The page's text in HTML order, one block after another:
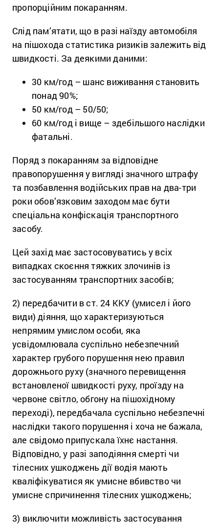
пропорційним покаранням.
Слід пам’ятати, що в разі наїзду автомобіля
на пішохода статистика ризиків залежить від
швидкості. За деякими даними:
30 км/год – шанс виживання становить
понад 90%;
50 км/год – 50/50;
60 км/год і вище – здебільшого наслідки
фатальні.
Поряд з покаранням за відповідне
правопорушення у вигляді значного штрафу
та позбавлення водійських прав на два-три
роки обов’язковим заходом має бути
спеціальна конфіскація транспортного
засобу.
Цей захід має застосовуватись у всіх
випадках скоєння тяжких злочинів із
застосуванням транспортних засобів;
2) передбачити в ст. 24 ККУ (умисел і його
види) діяння, що характеризуються
непрямим умислом особи, яка
усвідомлювала суспільно небезпечний
характер грубого порушення нею правил
дорожнього руху (значного перевищення
встановленої швидкості руху, проїзду на
червоне світло, обгону на пішохідному
переході), передбачала суспільно небезпечні
наслідки такого порушення і хоча не бажала,
але свідомо припускала їхнє настання.
Відповідно, у разі заподіяння смерті чи
тілесних ушкоджень дії водія мають
кваліфікуватися як умисне вбивство чи
умисне спричинення тілесних ушкоджень;
3) виключити можливість застосування